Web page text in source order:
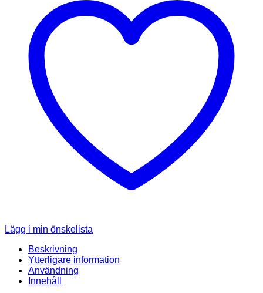
Lägg i min önskelista
Beskrivning
Ytterligare information
Användning
Innehåll